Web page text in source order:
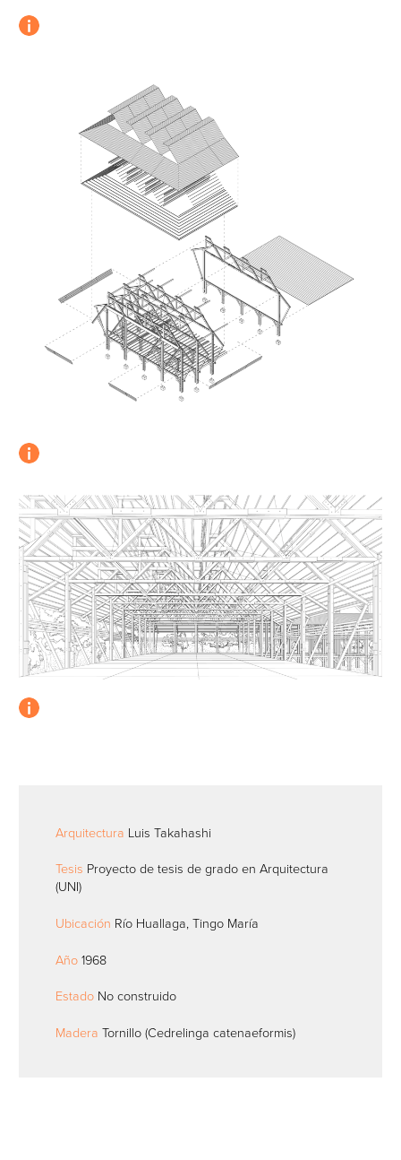
Arquitectura Luis Takahashi
Tesis Proyecto de tesis de grado en Arquitectura
(UNI)
Ubicación Río Huallaga, Tingo María
Año1968
EstadoNo construido
Madera Tornillo (Cedrelinga catenaeformis)